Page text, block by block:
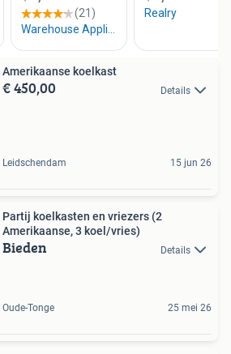
Amerikaanse koelkast
€ 450,00 Details
Leidschendam 15 jun 26
Partij koelkasten en vriezers (2
Amerikaanse, 3 koel/vries)
Bieden Details
Oude-Tonge 25 mei 26